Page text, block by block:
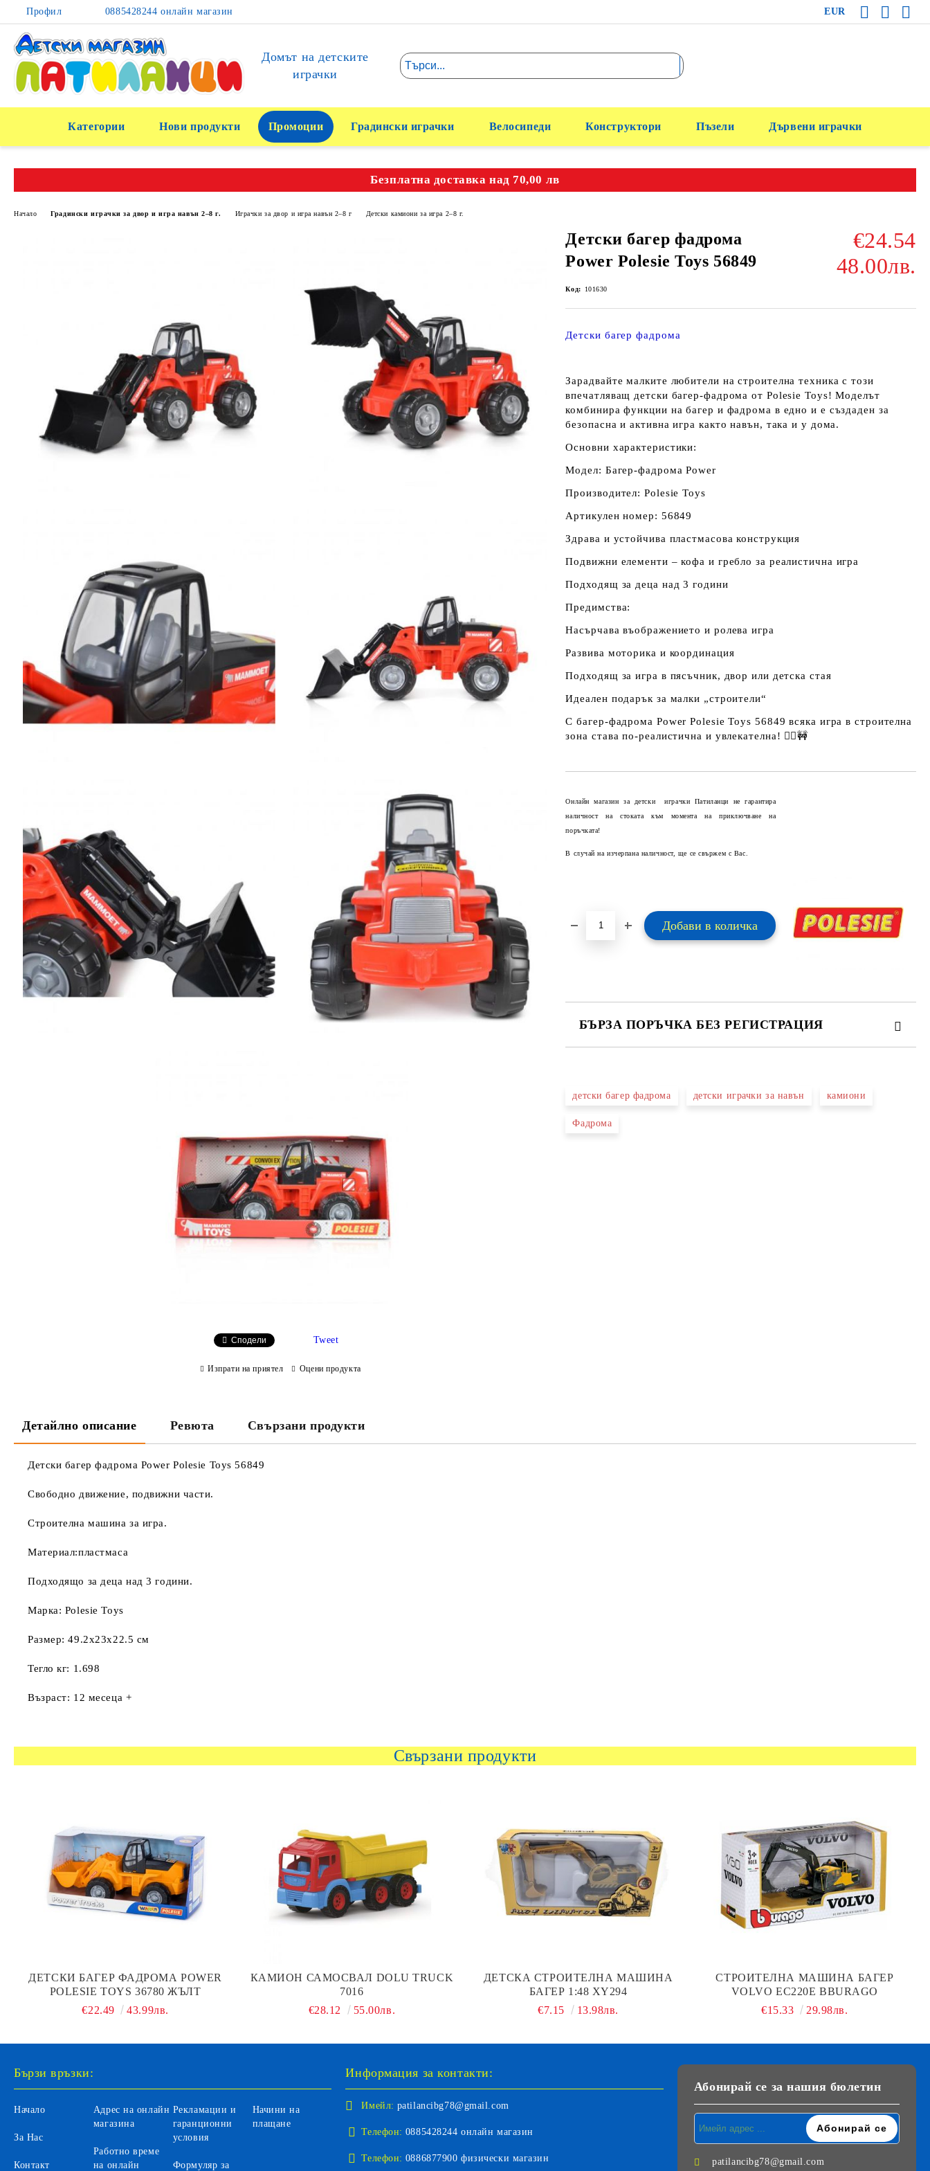
Профил 0885428244 онлайн магазин EUR
Домът на детските
играчки
Категории Нови продукти Промоции Градински играчки Велосипеди Конструктори Пъзели Дървени играчки
Безплатна доставка над 70,00 лв
Начало Градински играчки за двор и игра навън 2–8 г. Играчки за двор и игра навън 2–8 г Детски камиони за игра 2–8 г.
Детски багер фадрома
Power Polesie Toys 56849
€24.54
48.00лв.
Код: 101630
Детски багер фадрома
Зарадвайте малките любители на строителна техника с този
впечатляващ детски багер‑фадрома от Polesie Toys! Моделът
комбинира функции на багер и фадрома в едно и е създаден за
безопасна и активна игра както навън, така и у дома.
Основни характеристики:
Модел: Багер‑фадрома Power
Производител: Polesie Toys
Артикулен номер: 56849
Здрава и устойчива пластмасова конструкция
Подвижни елементи – кофа и гребло за реалистична игра
Подходящ за деца над 3 години
Предимства:
Насърчава въображението и ролева игра
Развива моторика и координация
Подходящ за игра в пясъчник, двор или детска стая
Идеален подарък за малки „строители“
С багер‑фадрома Power Polesie Toys 56849 всяка игра в строителна
зона става по‑реалистична и увлекателна! 👷‍♂️🚧
Онлайн магазин за детски играчки Патиланци не гарантира
наличност на стоката към момента на приключване на
поръчката!
В случай на изчерпана наличност, ще се свържем с Вас.
БЪРЗА ПОРЪЧКА БЕЗ РЕГИСТРАЦИЯ
Ние ще се свържем с вас в рамките на работния ден.
детски багер фадрома детски играчки за навън камиони
Фадрома
Сподели Tweet
Изпрати на приятел Оцени продукта
Детайлно описание Ревюта Свързани продукти
Детски багер фадрома Power Polesie Toys 56849
Свободно движение, подвижни части.
Строителна машина за игра.
Материал:пластмаса
Подходящо за деца над 3 години.
Марка: Polesie Toys
Размер: 49.2x23x22.5 см
Тегло кг: 1.698
Възраст: 12 месеца +
Свързани продукти
ДЕТСКИ БАГЕР ФАДРОМА POWER
POLESIE TOYS 36780 ЖЪЛТ
€22.49
43.99лв.
КАМИОН САМОСВАЛ DOLU TRUCK
7016
€28.12
55.00лв.
ДЕТСКА СТРОИТЕЛНА МАШИНА
БАГЕР 1:48 XY294
€7.15
13.98лв.
СТРОИТЕЛНА МАШИНА БАГЕР
VOLVO EC220E BBURAGO
€15.33
29.98лв.
Бързи връзки:
Начало
За Нас
Контакт
Адрес на онлайн
магазина
Работно време
на онлайн
Рекламации и
гаранционни
условия
Формуляр за
Начини на
плащане
Информация за контакти:
Имейл: patilancibg78@gmail.com
Телефон: 0885428244 онлайн магазин
Телефон: 0886877900 физически магазин
Абонирай се за нашия бюлетин
patilancibg78@gmail.com